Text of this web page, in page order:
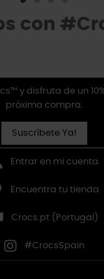
con
y disfruta de un
próxima compra.
Suscríbete Ya!
Entrar en mi cuenta
Encuentra tu tienda
Crocs.pt (Portugal)
#CrocsSpain